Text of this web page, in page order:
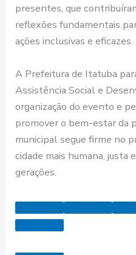
presentes, que
reflexões fundamentais
ações inclusivas e eficazes.
A Prefeitura de Itatuba
Assistência Social e
organização do evento e
promover o bem-estar da
municipal segue firme no
cidade mais humana, justa
gerações.